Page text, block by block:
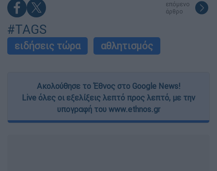
επόμενο
άρθρο
#TAGS
ειδήσεις τώρα αθλητισμός
Ακολούθησε το Έθνος στο Google News!
Live όλες οι εξελίξεις λεπτό προς λεπτό, με την
υπογραφή του www.ethnos.gr